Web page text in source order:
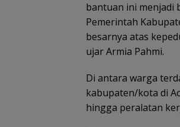
bantuan ini menjadi
Pemerintah
besarnya atas
ujar Armia Pahmi.
Di antara warga
kabupaten/kota di
hingga peralatan